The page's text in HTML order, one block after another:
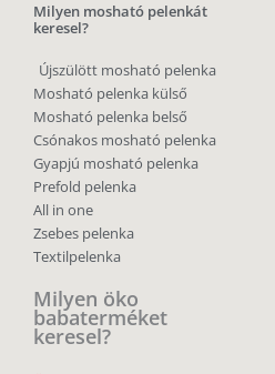
Milyen mosható pelenkát
keresel?
Újszülött mosható pelenka
Mosható pelenka külső
Mosható pelenka belső
Csónakos mosható pelenka
Gyapjú mosható pelenka
Prefold pelenka
All in one
Zsebes pelenka
Textilpelenka
Milyen öko
babaterméket
keresel?